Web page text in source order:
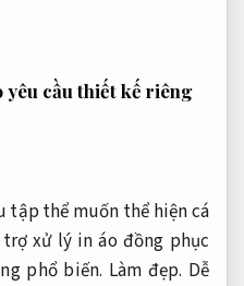
yêu cầu thiết kế riêng
tập thể muốn thể hiện cá
xử lý in áo đồng phục
phổ biến. Làm đẹp. Dễ